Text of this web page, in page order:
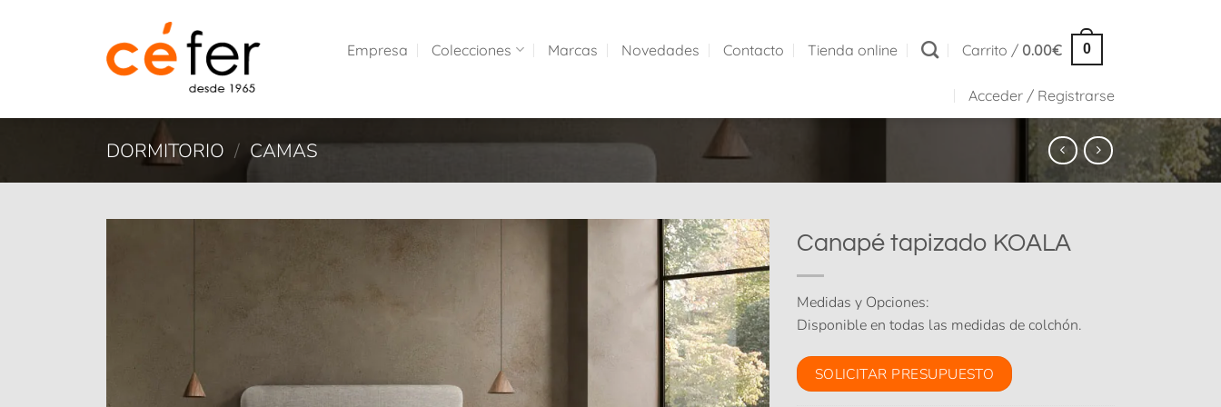
Empresa Colecciones Marcas Novedades Contacto Tienda online Carrito / 0.00€ 0
Acceder / Registrarse
DORMITORIO / CAMAS
Canapé tapizado KOALA
Medidas y Opciones:
Disponible en todas las medidas de colchón.
SOLICITAR PRESUPUESTO